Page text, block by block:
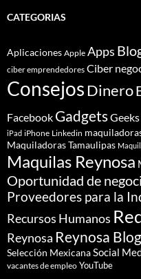
CATEGORIAS
Aplicaciones Apple Apps
ciber emprendedores Ciber
ConsejosDinero
Facebook GadgetsGeeks
iPad iPhone Linkedin
Maquiladoras Tamaulipas
Maquilas Reynosa
Oportunidad de
Proveedores para la
Recursos Humanos
Reynosa Reynosa
Selección MexicanaSocial
vacantes de empleo YouTube